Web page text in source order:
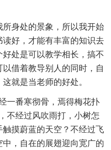
身处的景象，所以我开始
好，才能有丰富的知识去
处是可以教学相长，搞不
借着教导别人的同时，自
就是当老师的好处。
一番寒彻骨，焉得梅花扑
不经过风吹雨打，小树怎
摸蔚蓝的天空？不经过飞
，自在的展翅迎向宽广的